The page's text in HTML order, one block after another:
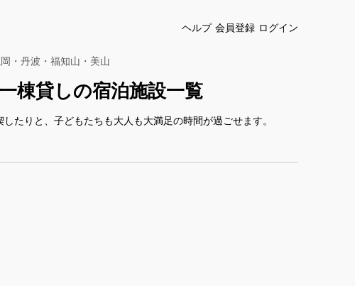
ヘルプ 会員登録 ログイン
・丹波・福知山・美山
棟貸しの宿泊施設一覧
たりと、子どもたちも大人も大満足の時間が過ごせます。